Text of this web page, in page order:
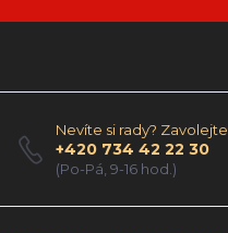
Nevíte si rady? Zavolejte.
+420 734 42 22 30
(Po-Pá, 9-16 hod.)